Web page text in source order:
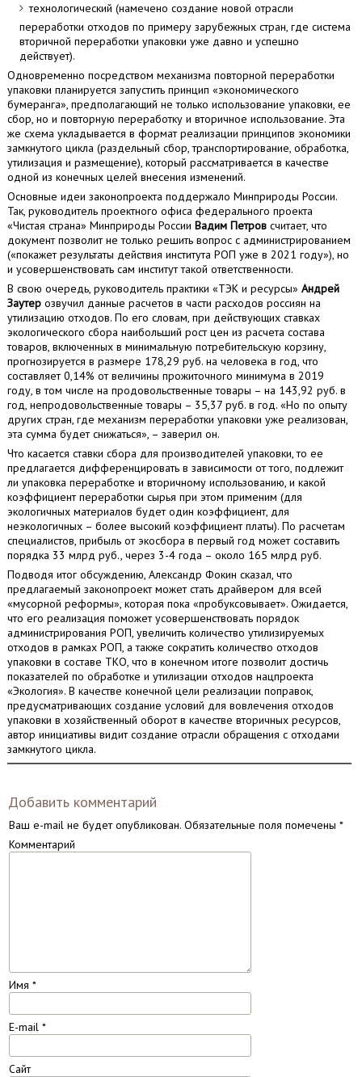
технологический (намечено создание новой отрасли
переработки отходов по примеру зарубежных стран, где система
вторичной переработки упаковки уже давно и успешно
действует).
Одновременно посредством механизма повторной переработки
упаковки планируется запустить принцип «экономического
бумеранга», предполагающий не только использование упаковки, ее
сбор, но и повторную переработку и вторичное использование. Эта
же схема укладывается в формат реализации принципов экономики
замкнутого цикла (раздельный сбор, транспортирование, обработка,
утилизация и размещение), который рассматривается в качестве
одной из конечных целей внесения изменений.
Основные идеи законопроекта поддержало Минприроды России.
Так, руководитель проектного офиса федерального проекта
«Чистая страна» Минприроды России Вадим Петровсчитает, что
документ позволит не только решить вопрос с администрированием
(«покажет результаты действия института РОП уже в 2021 году»), но
и усовершенствовать сам институт такой ответственности.
В свою очередь, руководитель практики «ТЭК и ресурсы» Андрей
Заутерозвучил данные расчетов в части расходов россиян на
утилизацию отходов. По его словам, при действующих ставках
экологического сбора наибольший рост цен из расчета состава
товаров, включенных в минимальную потребительскую корзину,
прогнозируется в размере 178,29 руб. на человека в год, что
составляет 0,14% от величины прожиточного минимума в 2019
году, в том числе на продовольственные товары – на 143,92 руб. в
год, непродовольственные товары – 35,37 руб. в год. «Но по опыту
других стран, где механизм переработки упаковки уже реализован,
эта сумма будет снижаться», – заверил он.
Что касается ставки сбора для производителей упаковки, то ее
предлагается дифференцировать в зависимости от того, подлежит
ли упаковка переработке и вторичному использованию, и какой
коэффициент переработки сырья при этом применим (для
экологичных материалов будет один коэффициент, для
неэкологичных – более высокий коэффициент платы). По расчетам
специалистов, прибыль от экосбора в первый год может составить
порядка 33 млрд руб., через 3-4 года – около 165 млрд руб.
Подводя итог обсуждению, Александр Фокин сказал, что
предлагаемый законопроект может стать драйвером для всей
«мусорной реформы», которая пока «пробуксовывает». Ожидается,
что его реализация поможет усовершенствовать порядок
администрирования РОП, увеличить количество утилизируемых
отходов в рамках РОП, а также сократить количество отходов
упаковки в составе ТКО, что в конечном итоге позволит достичь
показателей по обработке и утилизации отходов нацпроекта
«Экология». В качестве конечной цели реализации поправок,
предусматривающих создание условий для вовлечения отходов
упаковки в хозяйственный оборот в качестве вторичных ресурсов,
автор инициативы видит создание отрасли обращения с отходами
замкнутого цикла.
Добавить комментарий
Ваш e-mail не будет опубликован.Обязательные поля помечены *
Комментарий
Имя *
E-mail *
Сайт